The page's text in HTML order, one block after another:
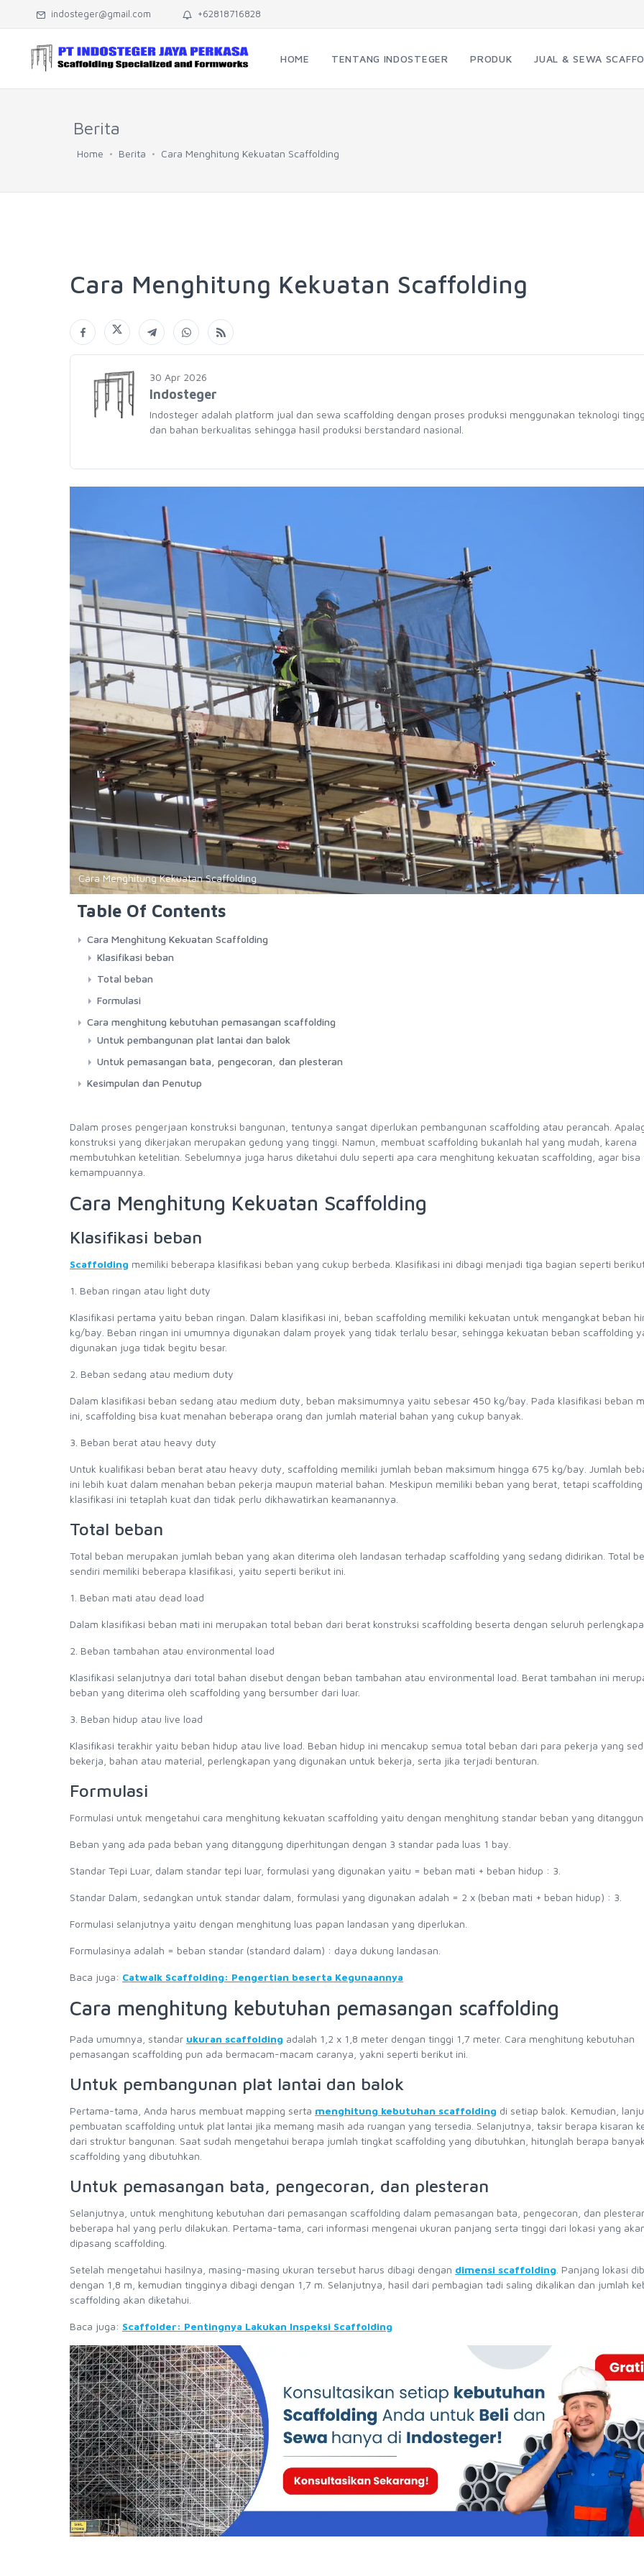
indosteger@gmail.com +62818716828
HOME TENTANG INDOSTEGER PRODUK JUAL & SEWA
Berita
Home Berita Cara Menghitung Kekuatan Scaffolding
Cara Menghitung Kekuatan Scaffolding
30 Apr 2026
Indosteger
Indosteger adalah platform jual dan sewa scaffolding dengan proses produksi menggunakan teknologi
dan bahan berkualitas sehingga hasil produksi berstandard nasional.
Cara Menghitung Kekuatan Scaffolding
Table Of Contents
Cara Menghitung Kekuatan Scaffolding
Klasifikasi beban
Total beban
Formulasi
Cara menghitung kebutuhan pemasangan scaffolding
Untuk pembangunan plat lantai dan balok
Untuk pemasangan bata, pengecoran, dan plesteran
Kesimpulan dan Penutup
Dalam proses pengerjaan konstruksi bangunan, tentunya sangat diperlukan pembangunan scaffolding atau perancah.
konstruksi yang dikerjakan merupakan gedung yang tinggi. Namun, membuat scaffolding bukanlah hal yang mudah, karena
membutuhkan ketelitian. Sebelumnya juga harus diketahui dulu seperti apa cara menghitung kekuatan scaffolding, agar bisa
kemampuannya.
Cara Menghitung Kekuatan Scaffolding
Klasifikasi beban
Scaffolding memiliki beberapa klasifikasi beban yang cukup berbeda. Klasifikasi ini dibagi menjadi tiga bagian seperti berikut
1. Beban ringan atau light duty
Klasifikasi pertama yaitu beban ringan. Dalam klasifikasi ini, beban scaffolding memiliki kekuatan untuk mengangkat beban
kg/bay. Beban ringan ini umumnya digunakan dalam proyek yang tidak terlalu besar, sehingga kekuatan beban scaffolding
digunakan juga tidak begitu besar.
2. Beban sedang atau medium duty
Dalam klasifikasi beban sedang atau medium duty, beban maksimumnya yaitu sebesar 450 kg/bay. Pada klasifikasi beban
ini, scaffolding bisa kuat menahan beberapa orang dan jumlah material bahan yang cukup banyak.
3. Beban berat atau heavy duty
Untuk kualifikasi beban berat atau heavy duty, scaffolding memiliki jumlah beban maksimum hingga 675 kg/bay. Jumlah
ini lebih kuat dalam menahan beban pekerja maupun material bahan. Meskipun memiliki beban yang berat, tetapi
klasifikasi ini tetaplah kuat dan tidak perlu dikhawatirkan keamanannya.
Total beban
Total beban merupakan jumlah beban yang akan diterima oleh landasan terhadap scaffolding yang sedang didirikan. Total
sendiri memiliki beberapa klasifikasi, yaitu seperti berikut ini.
1. Beban mati atau dead load
Dalam klasifikasi beban mati ini merupakan total beban dari berat konstruksi scaffolding beserta dengan seluruh
2. Beban tambahan atau environmental load
Klasifikasi selanjutnya dari total bahan disebut dengan beban tambahan atau environmental load. Berat tambahan ini
beban yang diterima oleh scaffolding yang bersumber dari luar.
3. Beban hidup atau live load
Klasifikasi terakhir yaitu beban hidup atau live load. Beban hidup ini mencakup semua total beban dari para pekerja yang
bekerja, bahan atau material, perlengkapan yang digunakan untuk bekerja, serta jika terjadi benturan.
Formulasi
Formulasi untuk mengetahui cara menghitung kekuatan scaffolding yaitu dengan menghitung standar beban yang
Beban yang ada pada beban yang ditanggung diperhitungan dengan 3 standar pada luas 1 bay.
Standar Tepi Luar, dalam standar tepi luar, formulasi yang digunakan yaitu = beban mati + beban hidup : 3.
Standar Dalam, sedangkan untuk standar dalam, formulasi yang digunakan adalah = 2 x (beban mati + beban hidup) : 3.
Formulasi selanjutnya yaitu dengan menghitung luas papan landasan yang diperlukan.
Formulasinya adalah = beban standar (standard dalam) : daya dukung landasan.
Baca juga: Catwalk Scaffolding: Pengertian beserta Kegunaannya
Cara menghitung kebutuhan pemasangan scaffolding
Pada umumnya, standar ukuran scaffolding adalah 1,2 x 1,8 meter dengan tinggi 1,7 meter. Cara menghitung kebutuhan
pemasangan scaffolding pun ada bermacam-macam caranya, yakni seperti berikut ini.
Untuk pembangunan plat lantai dan balok
Pertama-tama, Anda harus membuat mapping serta menghitung kebutuhan scaffolding di setiap balok. Kemudian,
pembuatan scaffolding untuk plat lantai jika memang masih ada ruangan yang tersedia. Selanjutnya, taksir berapa kisaran
dari struktur bangunan. Saat sudah mengetahui berapa jumlah tingkat scaffolding yang dibutuhkan, hitunglah berapa
scaffolding yang dibutuhkan.
Untuk pemasangan bata, pengecoran, dan plesteran
Selanjutnya, untuk menghitung kebutuhan dari pemasangan scaffolding dalam pemasangan bata, pengecoran, dan
beberapa hal yang perlu dilakukan. Pertama-tama, cari informasi mengenai ukuran panjang serta tinggi dari lokasi yang
dipasang scaffolding.
Setelah mengetahui hasilnya, masing-masing ukuran tersebut harus dibagi dengan dimensi scaffolding . Panjang lokasi
dengan 1,8 m, kemudian tingginya dibagi dengan 1,7 m. Selanjutnya, hasil dari pembagian tadi saling dikalikan dan jumlah
scaffolding akan diketahui.
Baca juga: Scaffolder: Pentingnya Lakukan Inspeksi Scaffolding